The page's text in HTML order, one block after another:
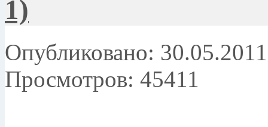
1)
Опубликовано:
Просмотров: 45411